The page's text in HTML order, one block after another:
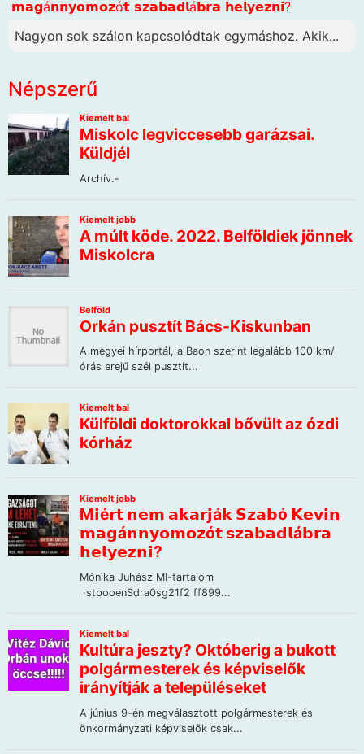
𝗺𝗮𝗴á𝗻𝗻𝘆𝗼𝗺𝗼𝘇ó𝘁 𝘀𝘇𝗮𝗯𝗮𝗱𝗹á𝗯𝗿𝗮 𝗵𝗲𝗹𝘆𝗲𝘇𝗻𝗶?
Nagyon sok szálon kapcsolódtak egymáshoz. Akik...
Népszerű